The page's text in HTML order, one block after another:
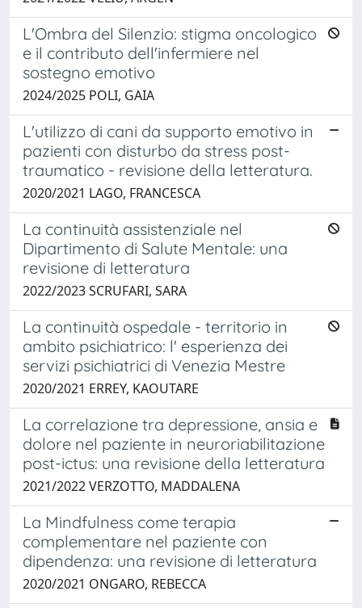
L'Ombra del Silenzio: stigma oncologico
e il contributo dell'infermiere nel
sostegno emotivo
2024/2025 POLI, GAIA
L'utilizzo di cani da supporto emotivo in
pazienti con disturbo da stress post-
traumatico - revisione della letteratura.
2020/2021 LAGO, FRANCESCA
La continuità assistenziale nel
Dipartimento di Salute Mentale: una
revisione di letteratura
2022/2023 SCRUFARI, SARA
La continuità ospedale - territorio in
ambito psichiatrico: l' esperienza dei
servizi psichiatrici di Venezia Mestre
2020/2021 ERREY, KAOUTARE
La correlazione tra depressione, ansia e
dolore nel paziente in neuroriabilitazione
post-ictus: una revisione della letteratura
2021/2022 VERZOTTO, MADDALENA
La Mindfulness come terapia
complementare nel paziente con
dipendenza: una revisione di letteratura
2020/2021 ONGARO, REBECCA